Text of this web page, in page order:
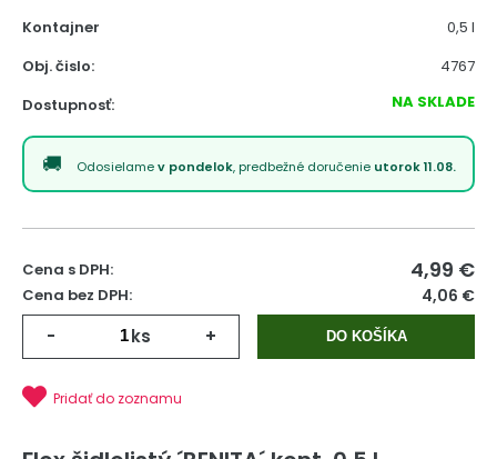
Kontajner
0,5 l
Obj. čislo:
4767
Dostupnosť:
NA SKLADE
Odosielamev pondelok, predbežné doručenie utorok 11.08.
Cena s DPH: 4,99 €
Cena bez DPH: 4,06 €
- ks + DO KOŠÍKA
Pridať do zoznamu